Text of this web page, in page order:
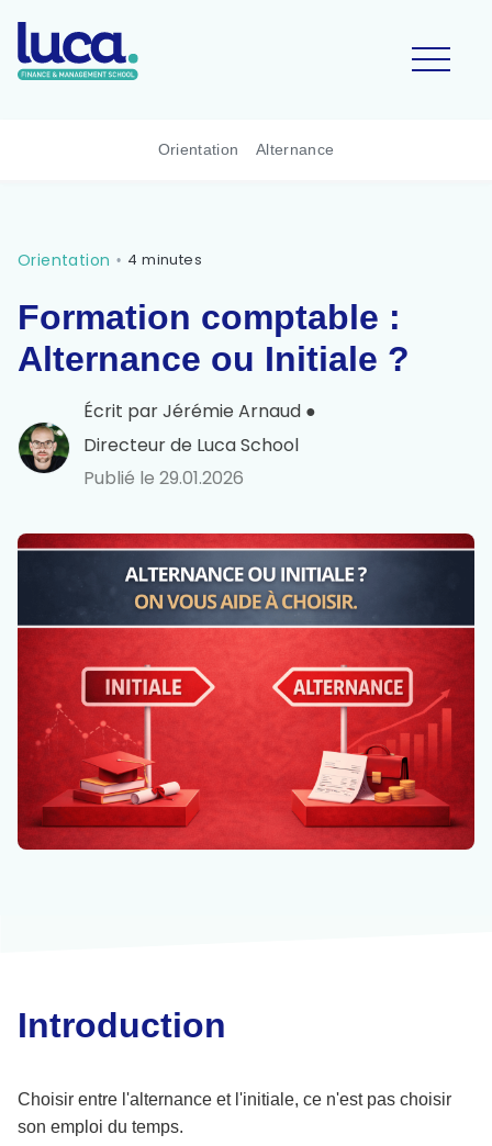
Orientation Alternance
Orientation • 4 minutes
Formation comptable :
Alternance ou Initiale ?
Écrit parJérémie Arnaud ●
Directeur de Luca School
Publié le 29.01.2026
Introduction
Choisir entre l'alternance et l'initiale, ce n'est pas choisir
son emploi du temps.